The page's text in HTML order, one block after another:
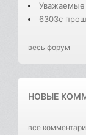
Уважаемые
6303с
весь форум
НОВЫЕ
все